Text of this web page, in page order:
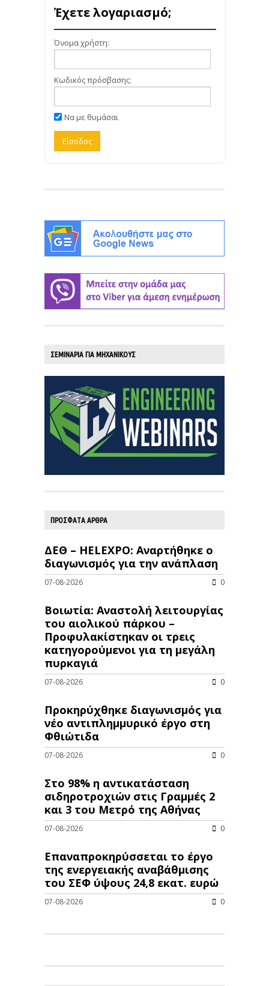
Έχετε λογαριασμό;
Όνομα χρήστη:
Κωδικός πρόσβασης:
Να με θυμάσαι
ΣΕΜΙΝΑΡΙΑ ΓΙΑ ΜΗΧΑΝΙΚΟΥΣ
ΠΡΟΣΦΑΤΑ ΑΡΘΡΑ
ΔΕΘ – HELEXPO: Αναρτήθηκε ο
διαγωνισμός για την ανάπλαση
07-08-2026 0
Βοιωτία: Αναστολή λειτουργίας
του αιολικού πάρκου –
Προφυλακίστηκαν οι τρεις
κατηγορούμενοι για τη μεγάλη
πυρκαγιά
07-08-2026 0
Προκηρύχθηκε διαγωνισμός για
νέo αντιπλημμυρικό έργο στη
Φθιώτιδα
07-08-2026 0
Στο 98% η αντικατάσταση
σιδηροτροχιών στις Γραμμές 2
και 3 του Μετρό της Αθήνας
07-08-2026 0
Επαναπροκηρύσσεται το έργο
της ενεργειακής αναβάθμισης
του ΣΕΦ ύψους 24,8 εκατ. ευρώ
07-08-2026 0